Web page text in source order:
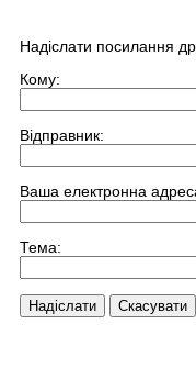
Надіслати посилання
Кому:
Відправник:
Ваша електронна
Тема:
Надіслати Скасувати